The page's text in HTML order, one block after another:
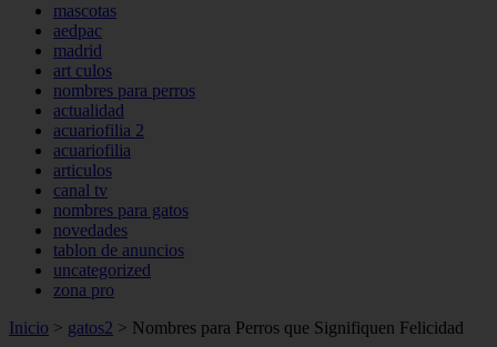
mascotas
aedpac
madrid
art culos
nombres para perros
actualidad
acuariofilia 2
acuariofilia
articulos
canal tv
nombres para gatos
novedades
tablon de anuncios
uncategorized
zona pro
Inicio > gatos2 > Nombres para Perros que Signifiquen Felicidad